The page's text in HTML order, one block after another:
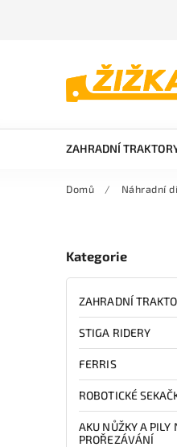
ZAHRADNÍ
Domů / Náhradní
Kategorie
ZAHRADNÍ
STIGA RIDERY
FERRIS
ROBOTICKÉ
AKU NŮŽKY A PILY
PROŘEZÁVÁNÍ